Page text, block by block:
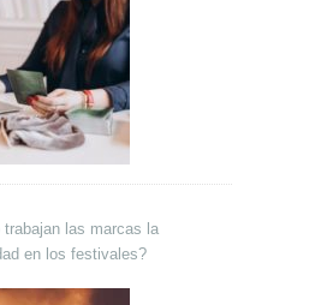
trabajan las marcas la
en los festivales?